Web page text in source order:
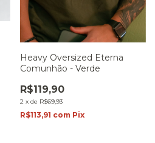
Heavy Oversized Eterna
Comunhão - Verde
R$119,90
2 xde R$69,93
R$113,91 com Pix